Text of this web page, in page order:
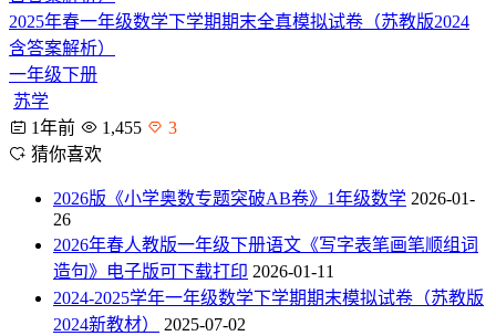
2025年春一年级数学下学期期末全真模拟试卷（苏教版2024
含答案解析）
一年级下册
苏学
1年前
1,455
3
猜你喜欢
2026版《小学奥数专题突破AB卷》1年级数学 2026-01-
26
2026年春人教版一年级下册语文《写字表笔画笔顺组词
造句》电子版可下载打印 2026-01-11
2024-2025学年一年级数学下学期期末模拟试卷（苏教版
2024新教材）
2025-07-02